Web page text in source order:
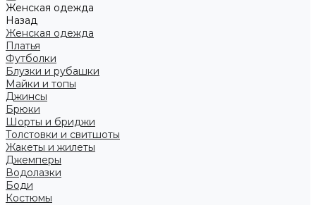
Женская одежда
Назад
Женская одежда
Платья
Футболки
Блузки и рубашки
Майки и топы
Джинсы
Брюки
Шорты и бриджи
Толстовки и свитшоты
Жакеты и жилеты
Джемперы
Водолазки
Боди
Костюмы